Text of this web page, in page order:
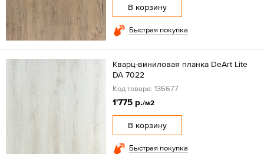
В корзину
Быстрая покупка
Кварц-виниловая планка DeArt Lite
DA 7022
Код товара: 136677
1'775 р./м2
В корзину
Быстрая покупка